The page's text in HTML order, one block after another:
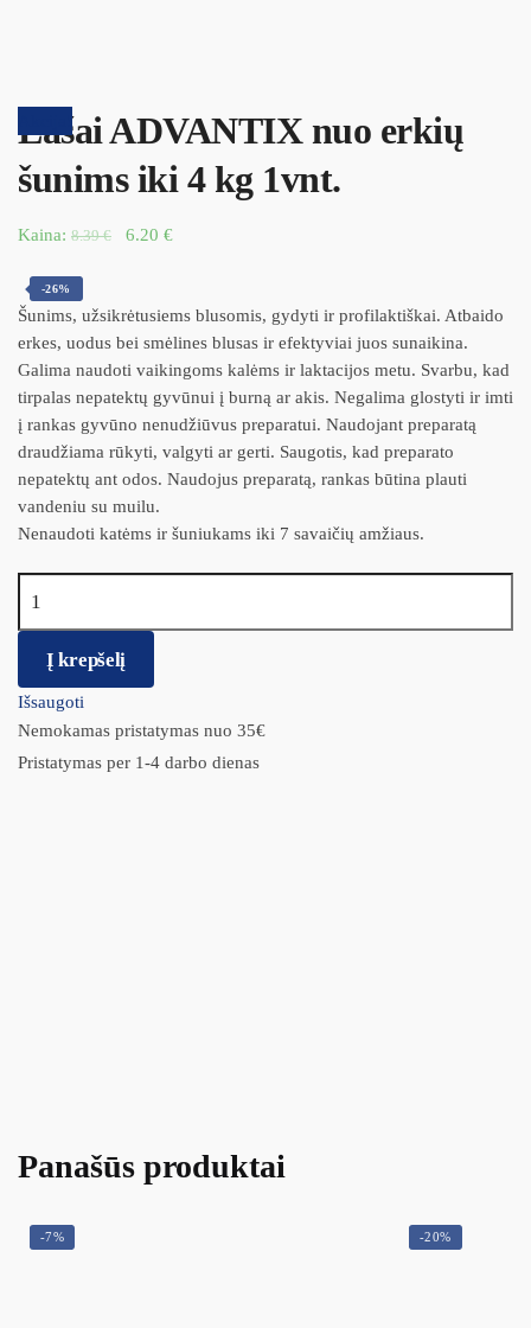
Lašai ADVANTIX nuo erkių
šunims iki 4 kg 1vnt.
Kaina: 8.39€ 6.20 €
-26%
Šunims, užsikrėtusiems blusomis, gydyti ir profilaktiškai. Atbaido
erkes, uodus bei smėlines blusas ir efektyviai juos sunaikina.
Galima naudoti vaikingoms kalėms ir laktacijos metu. Svarbu, kad
tirpalas nepatektų gyvūnui į burną ar akis. Negalima glostyti ir imti
į rankas gyvūno nenudžiūvus preparatui. Naudojant preparatą
draudžiama rūkyti, valgyti ar gerti. Saugotis, kad preparato
nepatektų ant odos. Naudojus preparatą, rankas būtina plauti
vandeniu su muilu.
Nenaudoti katėms ir šuniukams iki 7 savaičių amžiaus.
Į krepšelį
Išsaugoti
Nemokamas pristatymas nuo 35€
Pristatymas per 1-4 darbo dienas
Panašūs produktai
-7% -20%